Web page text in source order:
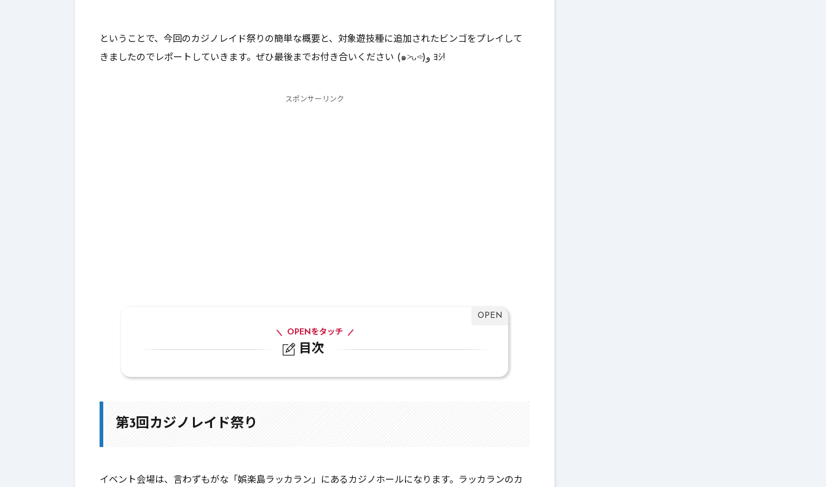
ということで、今回のカジノレイド祭りの簡単な概要と、対象遊技種に追加されたビンゴをプレイして
きましたのでレポートしていきます。ぜひ最後までお付き合いください (๑˃̵ᴗ˂̵)و ﾖｼ!
スポンサーリンク
目次
OPENをタッチ
2. ビンゴレポート
第3回カジノレイド祭り
イベント会場は、言わずもがな「娯楽島ラッカラン」にあるカジノホールになります。ラッカランのカ